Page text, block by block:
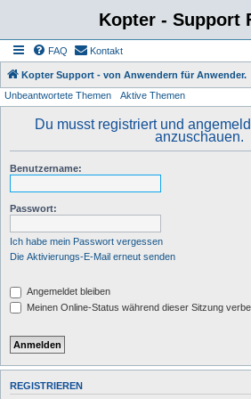
Kopter - Support
FAQ Kontakt
Kopter Support - von Anwendern für Anwender.
Unbeantwortete Themen Aktive Themen
Du musst registriert und
anzuschauen.
Benutzername:
Passwort:
Ich habe mein Passwort vergessen
Die Aktivierungs-E-Mail erneut senden
Angemeldet bleiben
Meinen Online-Status während dieser Sitzung
REGISTRIEREN